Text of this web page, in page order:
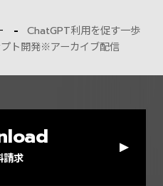
ChatGPT利用を促す一歩
ト開発※アーカイブ配信
請求